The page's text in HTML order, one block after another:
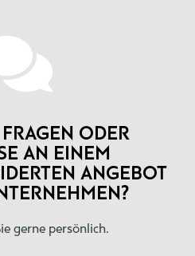
ODER
AN EINEM
ANGEBOT F
gerne persönlich.